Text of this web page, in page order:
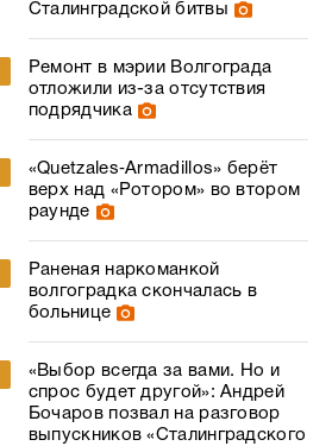
Сталинградской битвы
Ремонт в мэрии Волгограда
отложили из-за отсутствия
подрядчика
«Quetzales‑Armadillos» берёт
верх над «Ротором» во втором
раунде
Раненая наркоманкой
волгоградка скончалась в
больнице
«Выбор всегда за вами. Но и
спрос будет другой»: Андрей
Бочаров позвал на разговор
выпускников «Сталинградского